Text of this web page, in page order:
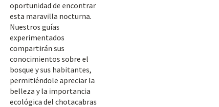
oportunidad de encontrar
esta maravilla nocturna.
Nuestros guías
experimentados
compartirán sus
conocimientos sobre el
bosque y sus habitantes,
permitiéndole apreciar la
belleza y la importancia
ecológica del chotacabras